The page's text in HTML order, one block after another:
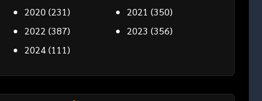
2020 (231) 2021 (350)
2022 (387) 2023 (356)
2024(111)